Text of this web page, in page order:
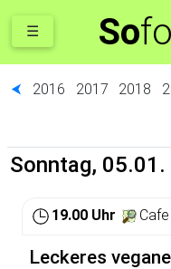
Sofo
☰
⮜ 2016 2017 2018
Sonntag, 05.01.
19.00 Uhr
Leckeres